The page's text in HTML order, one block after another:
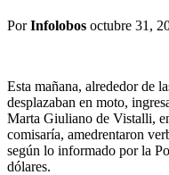
PorInfolobos octubre 31,
Esta mañana, alrededor de
desplazaban en moto,
Marta Giuliano de Vistalli,
comisaría, amedrentaron
según lo informado por la
dólares.